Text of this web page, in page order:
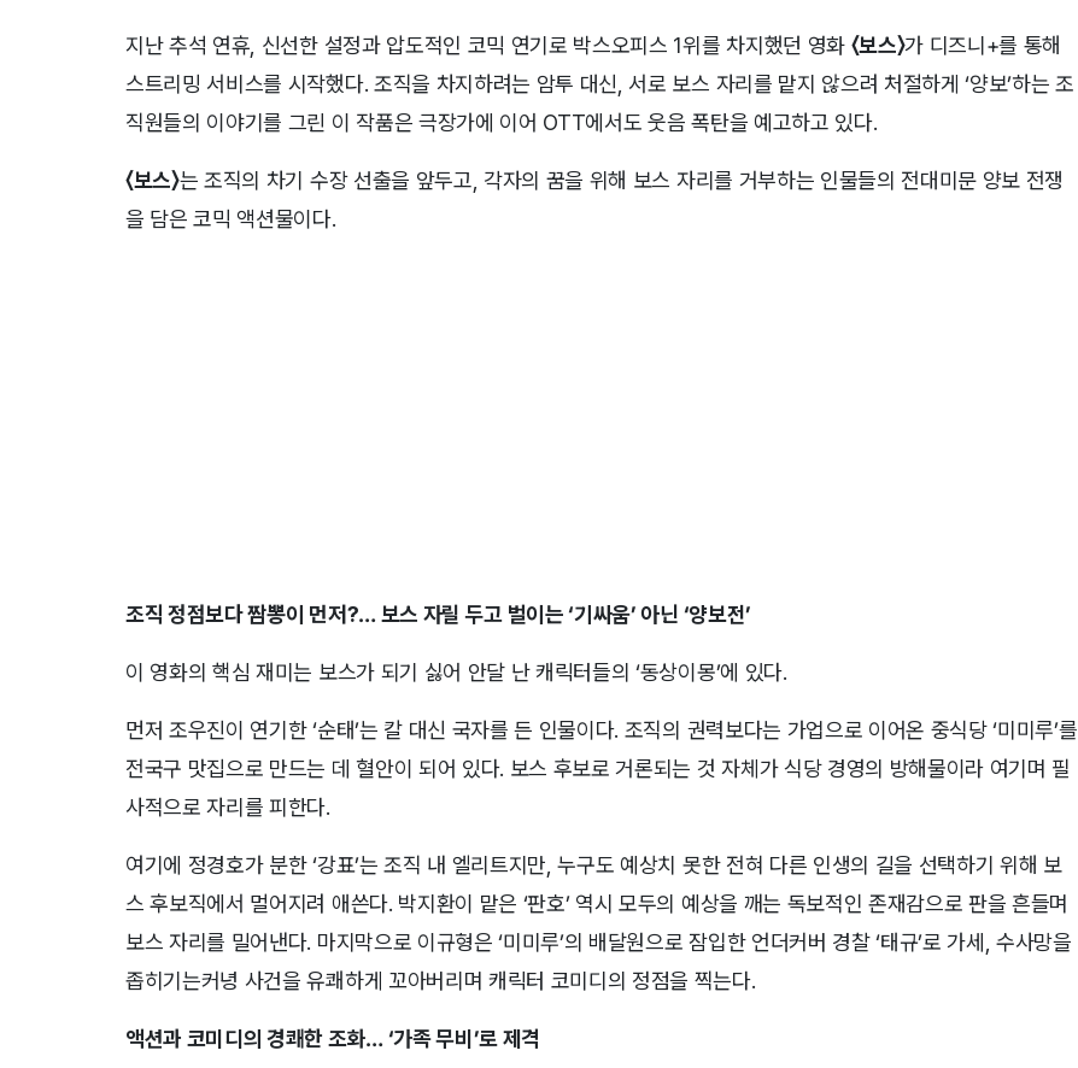
지난 추석 연휴, 신선한 설정과 압도적인 코믹 연기로 박스오피스 1위를 차지했던 영화 〈보스〉가 디즈니+를 통해
스트리밍 서비스를 시작했다. 조직을 차지하려는 암투 대신, 서로 보스 자리를 맡지 않으려 처절하게 ‘양보’하는 조
직원들의 이야기를 그린 이 작품은 극장가에 이어 OTT에서도 웃음 폭탄을 예고하고 있다.
〈보스〉는 조직의 차기 수장 선출을 앞두고, 각자의 꿈을 위해 보스 자리를 거부하는 인물들의 전대미문 양보 전쟁
을 담은 코믹 액션물이다.
조직 정점보다 짬뽕이 먼저?… 보스 자릴 두고 벌이는 ‘기싸움’ 아닌 ‘양보전’
이 영화의 핵심 재미는 보스가 되기 싫어 안달 난 캐릭터들의 ‘동상이몽’에 있다.
먼저 조우진이 연기한 ‘순태’는 칼 대신 국자를 든 인물이다. 조직의 권력보다는 가업으로 이어온 중식당 ‘미미루’를
전국구 맛집으로 만드는 데 혈안이 되어 있다. 보스 후보로 거론되는 것 자체가 식당 경영의 방해물이라 여기며 필
사적으로 자리를 피한다.
여기에 정경호가 분한 ‘강표’는 조직 내 엘리트지만, 누구도 예상치 못한 전혀 다른 인생의 길을 선택하기 위해 보
스 후보직에서 멀어지려 애쓴다. 박지환이 맡은 ‘판호’ 역시 모두의 예상을 깨는 독보적인 존재감으로 판을 흔들며
보스 자리를 밀어낸다. 마지막으로 이규형은 ‘미미루’의 배달원으로 잠입한 언더커버 경찰 ‘태규’로 가세, 수사망을
좁히기는커녕 사건을 유쾌하게 꼬아버리며 캐릭터 코미디의 정점을 찍는다.
액션과 코미디의 경쾌한 조화… ‘가족 무비’로 제격